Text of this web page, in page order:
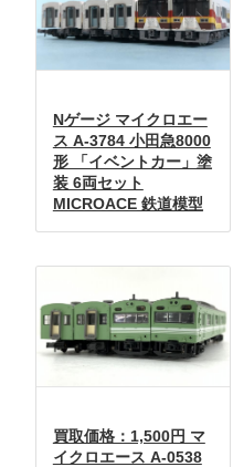
Nゲージ マイクロエー
ス A-3784 小田急8000
形 「イベントカー」塗
装 6両セット
MICROACE 鉄道模型
買取価格：1,500円 マ
イクロエース A-0538